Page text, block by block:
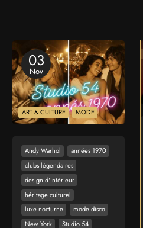
03
Nov
ART & CULTURE MODE
Andy Warhol
années 1970
clubs légendaires
design d'intérieur
héritage culturel
luxe nocturne
mode disco
New York
Studio 54